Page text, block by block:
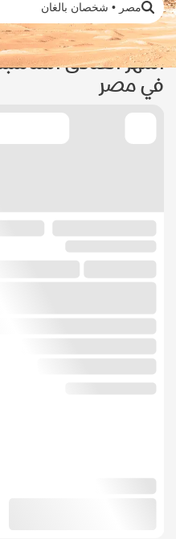
مصر • شخصان بالغان
أشهر الفنادق
في مصر